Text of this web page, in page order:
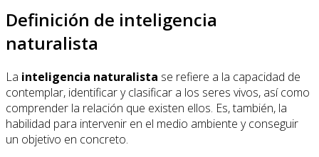
Definición de inteligencia
naturalista
La inteligencia naturalista se refiere a la capacidad de
contemplar, identificar y clasificar a los seres vivos, así como
comprender la relación que existen ellos. Es, también, la
habilidad para intervenir en el medio ambiente y conseguir
un objetivo en concreto.